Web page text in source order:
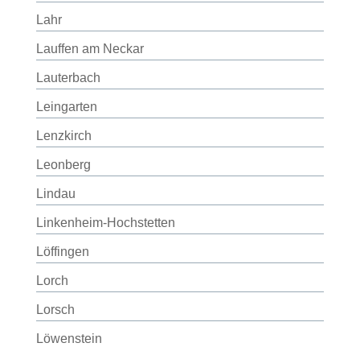
Lahr
Lauffen am Neckar
Lauterbach
Leingarten
Lenzkirch
Leonberg
Lindau
Linkenheim-Hochstetten
Löffingen
Lorch
Lorsch
Löwenstein